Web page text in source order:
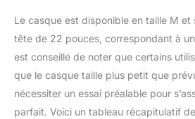
tailles
hommes,
les
pour vos
les
Le casque est disponible en taille M et
tête de 22 pouces, correspondant à
est conseillé de noter que certains
que le casque taille plus petit que
nécessiter un essai préalable pour
parfait. Voici un tableau récapitulatif